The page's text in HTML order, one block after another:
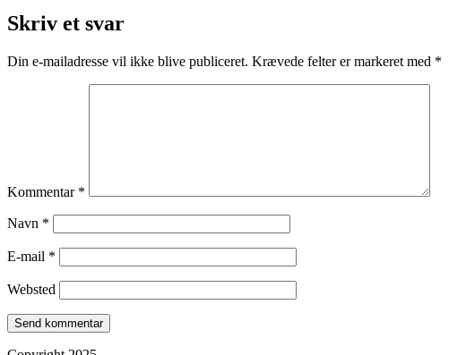
Skriv et svar
Din e-mailadresse vil ikke blive publiceret. Krævede felter er markeret med *
Kommentar *
Navn *
E-mail *
Websted